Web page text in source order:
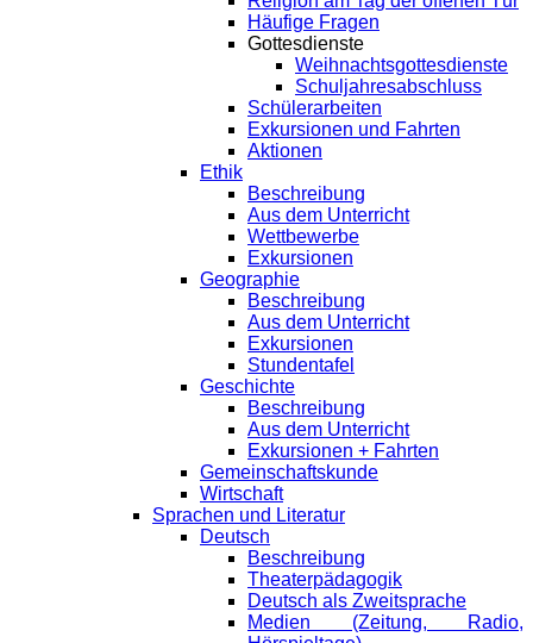
Häufige Fragen
Gottesdienste
Weihnachtsgottesdienste
Schuljahresabschluss
Schülerarbeiten
Exkursionen und Fahrten
Aktionen
Ethik
Beschreibung
Aus dem Unterricht
Wettbewerbe
Exkursionen
Geographie
Beschreibung
Aus dem Unterricht
Exkursionen
Stundentafel
Geschichte
Beschreibung
Aus dem Unterricht
Exkursionen + Fahrten
Gemeinschaftskunde
Wirtschaft
Sprachen und Literatur
Deutsch
Beschreibung
Theaterpädagogik
Deutsch als Zweitsprache
Medien (Zeitung, Radio,